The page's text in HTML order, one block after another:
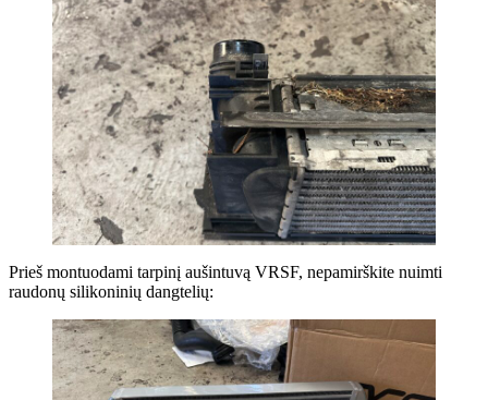
Prieš montuodami tarpinį aušintuvą VRSF, nepamirškite nuimti
raudonų silikoninių dangtelių: